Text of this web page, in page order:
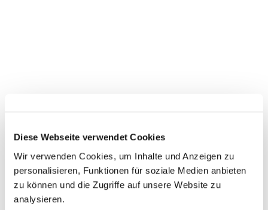
Diese Webseite verwendet Cookies
Wir verwenden Cookies, um Inhalte und Anzeigen zu
personalisieren, Funktionen für soziale Medien anbieten
zu können und die Zugriffe auf unsere Website zu
analysieren.